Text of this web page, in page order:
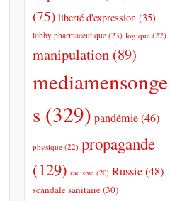
(75) liberté d'expression (35)
lobby pharmaceutique (23) logique (22)
manipulation (89)
mediamensonge
s (329) pandémie(46)
physique (22) propagande
(129) racisme (20) Russie(48)
scandale sanitaire(30)